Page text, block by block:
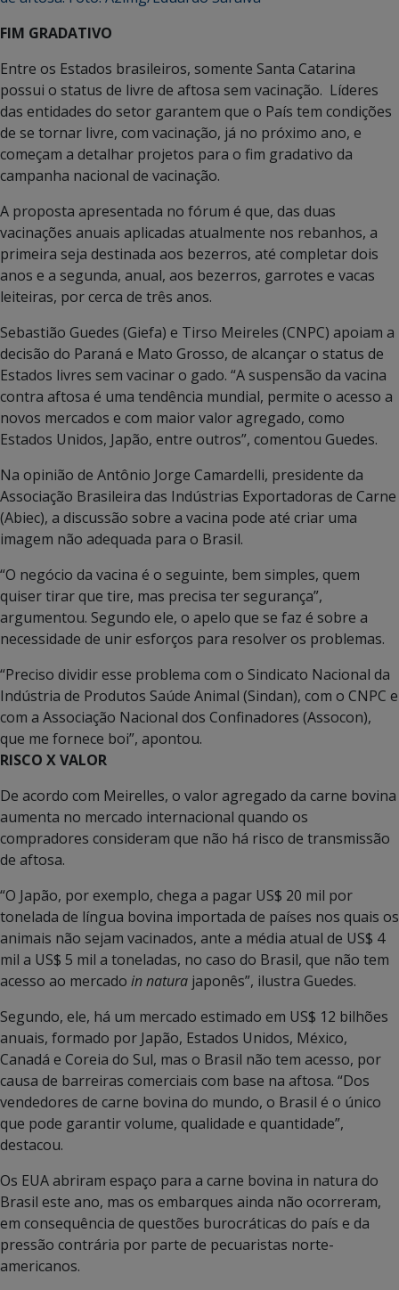
FIM GRADATIVO
Entre os Estados brasileiros, somente Santa Catarina
possui o status de livre de aftosa sem vacinação. Líderes
das entidades do setor garantem que o País tem condições
de se tornar livre, com vacinação, já no próximo ano, e
começam a detalhar projetos para o fim gradativo da
campanha nacional de vacinação.
A proposta apresentada no fórum é que, das duas
vacinações anuais aplicadas atualmente nos rebanhos, a
primeira seja destinada aos bezerros, até completar dois
anos e a segunda, anual, aos bezerros, garrotes e vacas
leiteiras, por cerca de três anos.
Sebastião Guedes (Giefa) e Tirso Meireles (CNPC) apoiam a
decisão do Paraná e Mato Grosso, de alcançar o status de
Estados livres sem vacinar o gado. “A suspensão da vacina
contra aftosa é uma tendência mundial, permite o acesso a
novos mercados e com maior valor agregado, como
Estados Unidos, Japão, entre outros”, comentou Guedes.
Na opinião de Antônio Jorge Camardelli, presidente da
Associação Brasileira das Indústrias Exportadoras de Carne
(Abiec), a discussão sobre a vacina pode até criar uma
imagem não adequada para o Brasil.
“O negócio da vacina é o seguinte, bem simples, quem
quiser tirar que tire, mas precisa ter segurança”,
argumentou. Segundo ele, o apelo que se faz é sobre a
necessidade de unir esforços para resolver os problemas.
“Preciso dividir esse problema com o Sindicato Nacional da
Indústria de Produtos Saúde Animal (Sindan), com o CNPC e
com a Associação Nacional dos Confinadores (Assocon),
que me fornece boi”, apontou.
RISCO X VALOR
De acordo com Meirelles, o valor agregado da carne bovina
aumenta no mercado internacional quando os
compradores consideram que não há risco de transmissão
de aftosa.
“O Japão, por exemplo, chega a pagar US$ 20 mil por
tonelada de língua bovina importada de países nos quais os
animais não sejam vacinados, ante a média atual de US$ 4
mil a US$ 5 mil a toneladas, no caso do Brasil, que não tem
acesso ao mercado in natura japonês”, ilustra Guedes.
Segundo, ele, há um mercado estimado em US$ 12 bilhões
anuais, formado por Japão, Estados Unidos, México,
Canadá e Coreia do Sul, mas o Brasil não tem acesso, por
causa de barreiras comerciais com base na aftosa. “Dos
vendedores de carne bovina do mundo, o Brasil é o único
que pode garantir volume, qualidade e quantidade”,
destacou.
Os EUA abriram espaço para a carne bovina in natura do
Brasil este ano, mas os embarques ainda não ocorreram,
em consequência de questões burocráticas do país e da
pressão contrária por parte de pecuaristas norte-
americanos.